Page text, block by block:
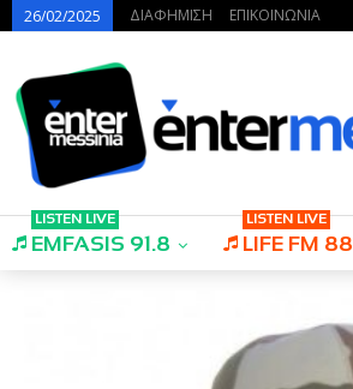
26/02/2025 ΔΙΑΦΗΜΙΣΗ ΕΠΙΚΟΙΝΩΝΙΑ
EMFASIS 91.8
LISTEN LIVE
LIFE FM 88
LISTEN LIVE